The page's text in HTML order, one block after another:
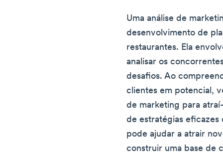
Uma análise de
desenvolvimento de
restaurantes. Ela
analisar os
desafios. Ao
clientes em potencial,
de marketing para
de estratégias eficazes
pode ajudar a atrair
construir uma base de